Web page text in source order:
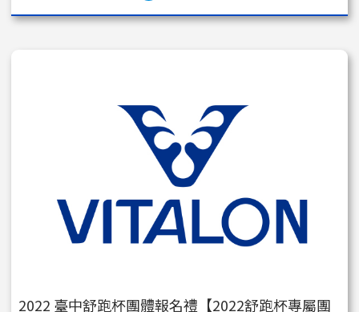
2022 臺中舒跑杯團體報名禮【2022舒跑杯專屬團